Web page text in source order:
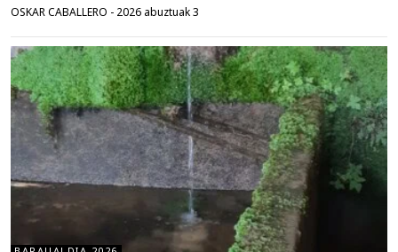
OSKAR CABALLERO - 2026 abuztuak 3